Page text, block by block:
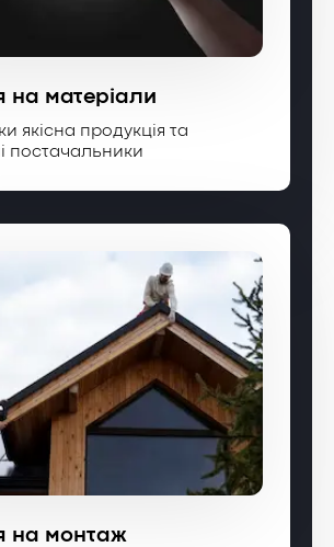
на матеріали
якісна продукція та
постачальники
на монтаж